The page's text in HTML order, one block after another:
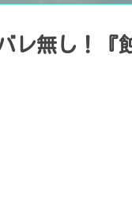
バレ無し！